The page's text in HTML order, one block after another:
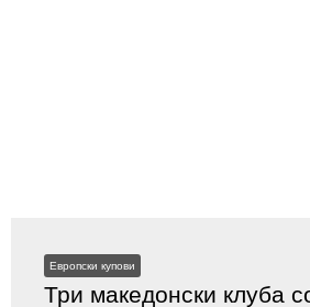
Европски купови
Три македонски клуба